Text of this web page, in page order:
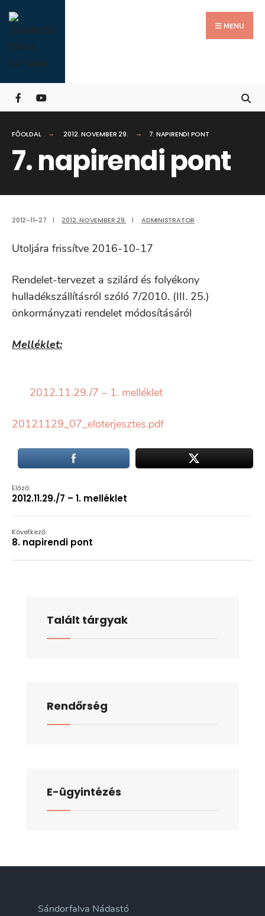
Skip
to
content
MENU
FŐOLDAL 2012. NOVEMBER 29. 7. NAPIRENDI PONT
7. napirendi pont
2012-11-27 | 2012. NOVEMBER 29. | ADMINISTRATOR
Utoljára frissítve 2016-10-17
Rendelet-tervezet a szilárd és folyékony
hulladékszállításról szóló 7/2010. (III. 25.)
önkormányzati rendelet módosításáról
Melléklet:
2012.11.29./7 – 1. melléklet
20121129_07_eloterjesztes.pdf
Előző:
2012.11.29./7 – 1. melléklet
Következő:
8. napirendi pont
Talált tárgyak
Rendőrség
E-ügyintézés
Sándorfalva Nádastó
for:
Close